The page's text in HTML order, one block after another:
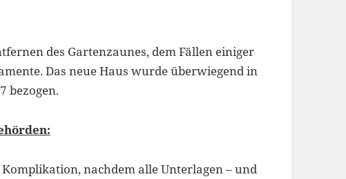
des Gartenzaunes, dem Fällen einiger
Das neue Haus wurde überwiegend in
bezogen.
nachdem alle Unterlagen – und